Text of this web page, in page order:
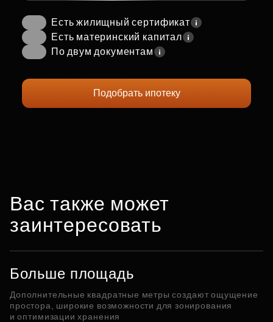
Есть жилищный сертификат
Есть материнский капитал
По двум документам
Подобрать ипотеку
Вас также может
заинтересовать
Больше площадь
Дополнительные квадратные метры создают ощущение
простора, широкие возможности для зонирования
и оптимизации хранения